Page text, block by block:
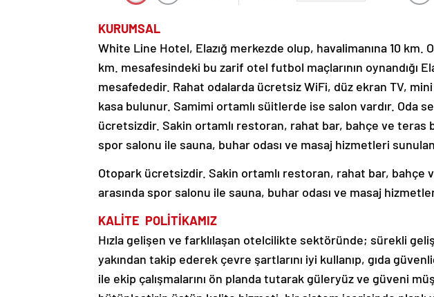
KURUMSAL
White Line Hotel, Elazığ merkezde olup, havalimanına 10 km.
km. mesafesindeki bu zarif otel futbol maçlarının oynandığı
mesafededir. Rahat odalarda ücretsiz WiFi, düz ekran TV,
kasa bulunur. Samimi ortamlı süitlerde ise salon vardır. Oda
ücretsizdir. Sakin ortamlı restoran, rahat bar, bahçe ve teras
spor salonu ile sauna, buhar odası ve masaj hizmetleri sunulan
Otopark ücretsizdir. Sakin ortamlı restoran, rahat bar, bahçe
arasında spor salonu ile sauna, buhar odası ve masaj
KALİTE POLİTİKAMIZ
Hızla gelişen ve farklılaşan otelcilikte sektöründe; sürekli
yakından takip ederek çevre şartlarını iyi kullanıp, gıda
ile ekip çalışmalarını ön planda tutarak güleryüz ve güveni